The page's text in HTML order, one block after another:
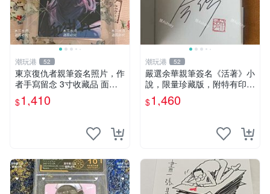
潮玩港 52
東京復仇者親筆簽名照片，作
者手寫留念 3寸收藏品 面簽
珍藏 東京裡ベンジャーズ 畫
家原創 約3x5.5cm 簽名版 國
$1,410
潮玩港 52
嚴選余華親筆簽名《活著》小
說，限量珍藏版，附特有印
章。 活著 小說 簽名書
$1,460